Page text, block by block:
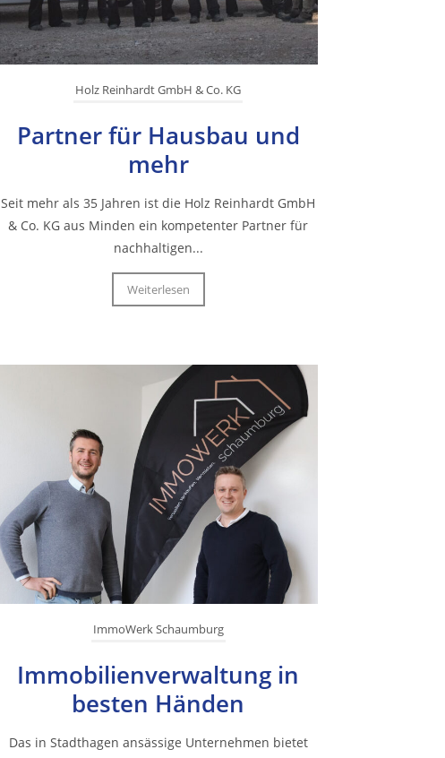
Holz Reinhardt GmbH & Co. KG
Partner für Hausbau und
mehr
Seit mehr als 35 Jahren ist die Holz Reinhardt GmbH
& Co. KG aus Minden ein kompetenter Partner für
nachhaltigen...
Weiterlesen
ImmoWerk Schaumburg
Immobilienverwaltung in
besten Händen
Das in Stadthagen ansässige Unternehmen bietet